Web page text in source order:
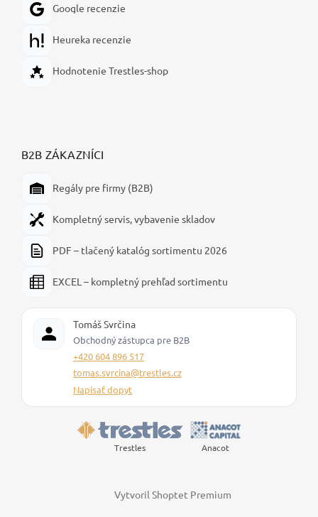
Google recenzie
Heureka recenzie
Hodnotenie Trestles-shop
B2B ZÁKAZNÍCI
Regály pre firmy (B2B)
Kompletný servis, vybavenie skladov
PDF – tlačený katalóg sortimentu 2026
EXCEL – kompletný prehľad sortimentu
Tomáš Svrčina
Obchodný zástupca pre B2B
+420 604 896 517
tomas.svrcina@trestles.cz
Napísať dopyt
Trestles Anacot
Vytvoril Shoptet Premium